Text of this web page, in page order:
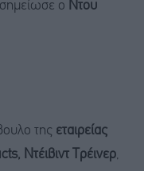
ο Ντου
της εταιρείας
Ντέιβιντ Τρέινερ,